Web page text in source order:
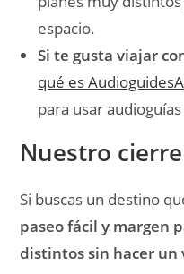
estirarlo sin que se
Y si después de
encadenando
puedes echar un
fin de semanao entrar
si conoces
un museo o una ruta
también puedescrear